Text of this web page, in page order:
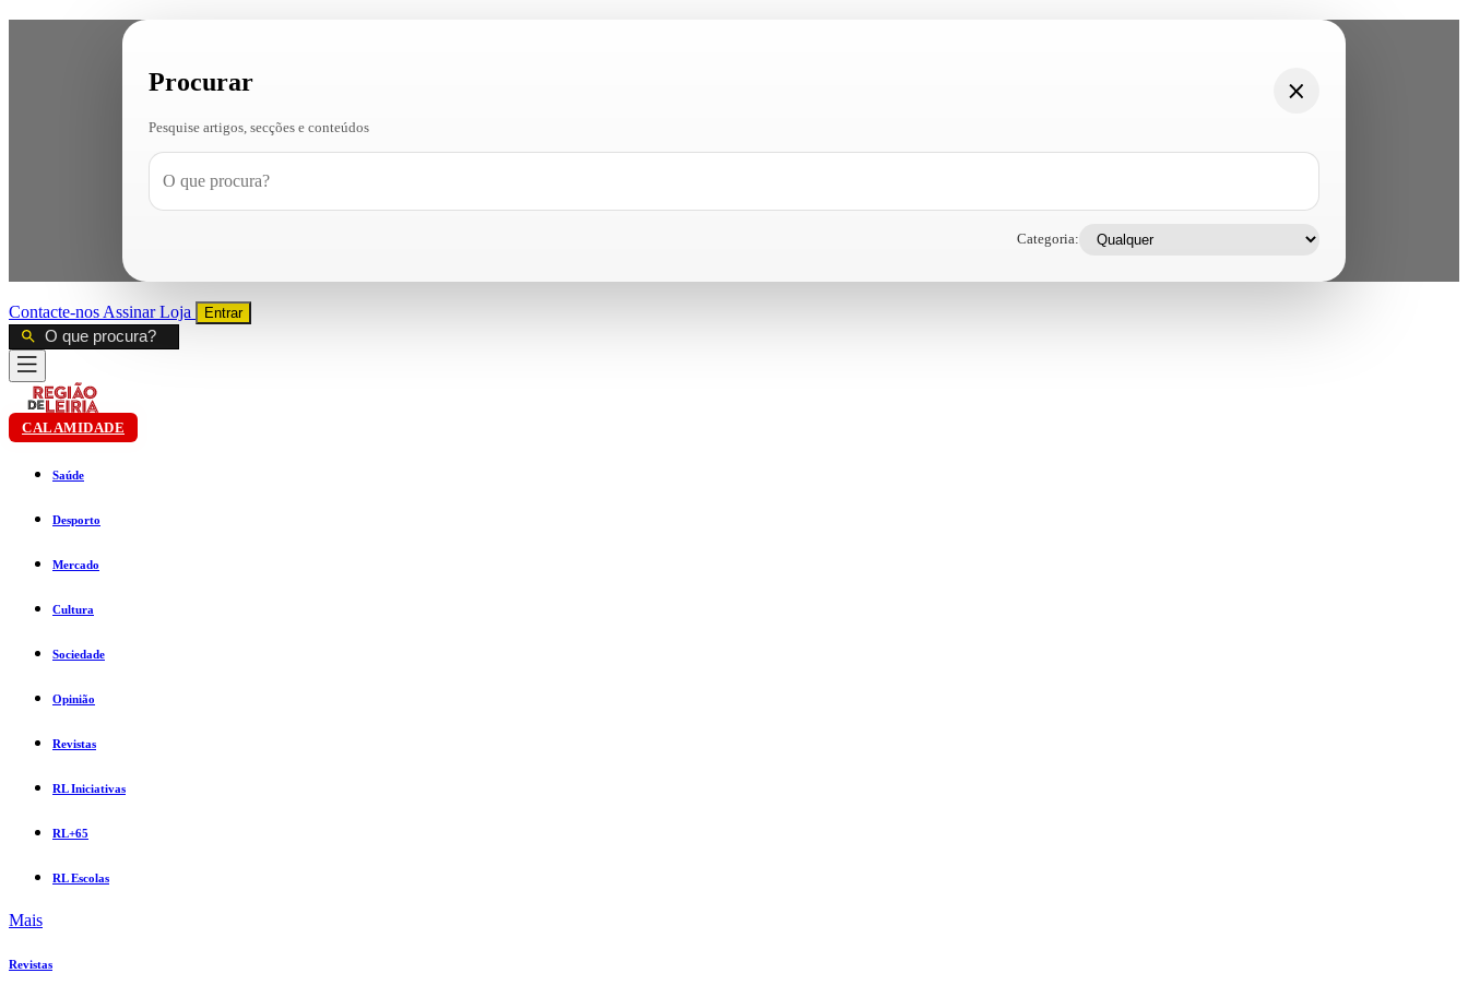
Procurar
Pesquise artigos, secções e conteúdos
Categoria:
Contacte-nos AssinarLoja Entrar
CALAMIDADE
Saúde
Desporto
Mercado
Cultura
Sociedade
Opinião
Revistas
RL Iniciativas
RL+65
RL Escolas
Mais
Revistas